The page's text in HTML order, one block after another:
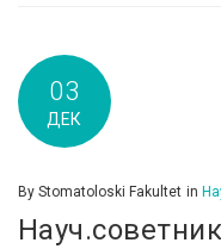
03
ДЕК
By Stomatoloski Fakultet in